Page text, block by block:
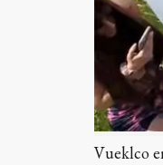
Vueklco